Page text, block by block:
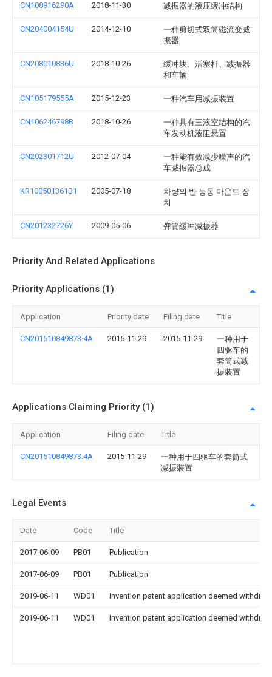
CN108916290A 2018-11-30 减振器的液压缓冲结构
CN204004154U 2014-12-10
一种剪切式双筒磁流变减
振器
CN208010836U 2018-10-26
缓冲块、活塞杆、减振器
和车辆
CN105179555A 2015-12-23 一种汽车用减振装置
CN106246798B 2018-10-26
一种具有三液室结构的汽
车发动机液阻悬置
CN202301712U 2012-07-04
一种能有效减少噪声的汽
车减振器总成
KR100501361B1 2005-07-18
차량의 반 능동 마운트 장
치
CN201232726Y 2009-05-06 弹簧缓冲减振器
Priority And Related Applications
Priority Applications (1)
Application Priority date Filing date Title
CN201510849873.4A 2015-11-29 2015-11-29
一种用于
四驱车的
套筒式减
振装置
Applications Claiming Priority (1)
Application Filing date Title
CN201510849873.4A 2015-11-29
一种用于四驱车的套筒式
减振装置
Legal Events
Date Code Title
2017-06-09 PB01 Publication
2017-06-09 PB01 Publication
2019-06-11 WD01 Invention patent application deemed
2019-06-11 WD01 Invention patent application deemed